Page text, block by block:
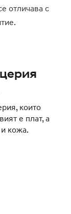
отличава с
които
е плат, а
кожа.